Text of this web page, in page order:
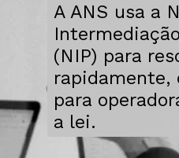
A ANS usa a
(NIP) para
rapidamente,
para
a lei.